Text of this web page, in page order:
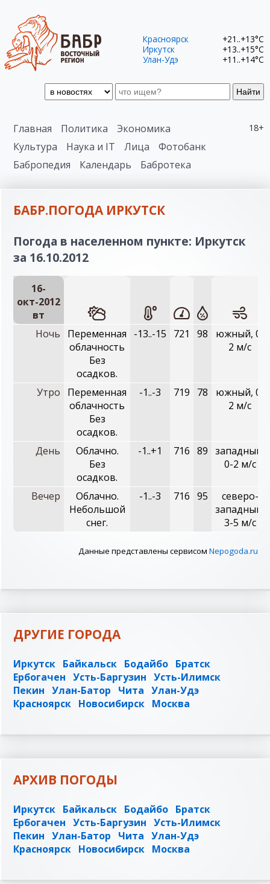
Найти
Красноярск
+21..+13°C
Иркутск
+13..+15°C
Улан-Удэ
+11..+14°C
18+
Главная Политика
Экономика
Культура
Наука и IT Лица
Фотобанк
Бабропедия
Календарь Бабротека
БАБР.ПОГОДА ИРКУТСК
Погода в населенном пункте: Иркутск
за 16.10.2012
16-
окт-2012
вт
Ночь
Переменная
облачность
Без
осадков.
-13..-15 721 98
южный, 0-
2 м/с
Утро
Переменная
облачность
Без
осадков.
-1..-3 719 78
южный, 0-
2 м/с
День
Облачно.
Без
осадков.
-1..+1 716 89 западный,
0-2 м/с
Вечер
Облачно.
Небольшой
снег.
-1..-3 716 95
северо-
западный,
3-5 м/с
Данные представлены сервисом Nepogoda.ru
ДРУГИЕ ГОРОДА
Иркутск Байкальск Бодайбо Братск
Ербогачен Усть-Баргузин Усть-Илимск
Пекин Улан-Батор Чита Улан-Удэ
Красноярск Новосибирск Москва
АРХИВ ПОГОДЫ
Иркутск Байкальск Бодайбо Братск
Ербогачен Усть-Баргузин Усть-Илимск
Пекин Улан-Батор Чита Улан-Удэ
Красноярск Новосибирск Москва